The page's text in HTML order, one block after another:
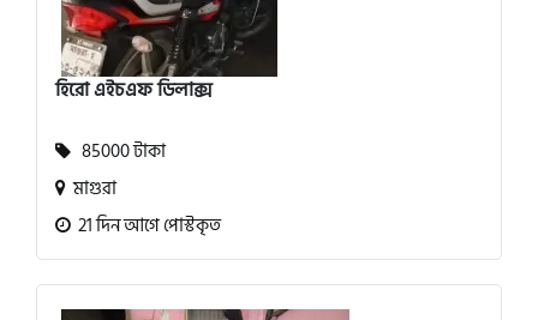
হিরো এইচএফ ডিলাক্স
85000 টাকা
মাগুরা
21 দিন আগে পোস্টকৃত